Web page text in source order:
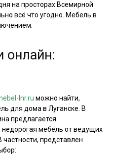
на просторах Всемирной
всё что угодно. Мебель в
онлайн:
lnr.ru можно найти,
для дома в Луганске. В
предлагается
недорогая мебель от ведущих
частности, представлен